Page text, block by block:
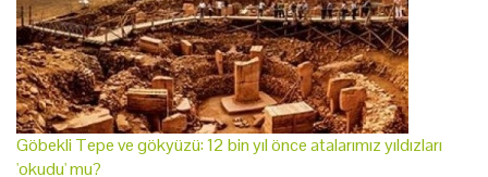
Göbekli Tepe ve gökyüzü: 12 bin yıl önce atalarımız yıldızları
'okudu' mu?